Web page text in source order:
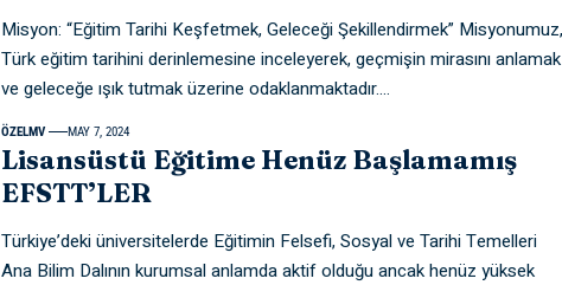
Misyon: “Eğitim Tarihi Keşfetmek, Geleceği Şekillendirmek”
Türk eğitim tarihini derinlemesine inceleyerek, geçmişin mirasını anlamak
ve geleceğe ışık tutmak üzerine odaklanmaktadır.…
ÖZELMV MAY 7, 2024
Lisansüstü Eğitime Henüz Başlamamış
EFSTT’LER
Türkiye’deki üniversitelerde Eğitimin Felsefi, Sosyal ve Tarihi Temelleri
Ana Bilim Dalının kurumsal anlamda aktif olduğu ancak henüz yüksek